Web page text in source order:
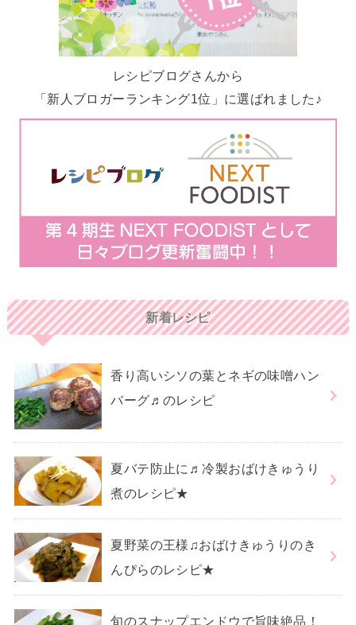
レシピブログさんから
「新人ブロガーランキング1位」に選ばれました♪
新着レシピ
香り高いシソの葉とネギの味噌ハン
バーグ♬のレシピ
夏バテ防止に♬冷製おばけきゅうり
煮のレシピ★
夏野菜の王様♫おばけきゅうりのき
んぴらのレシピ★
旬のスナップエンドウで旨味絶品！